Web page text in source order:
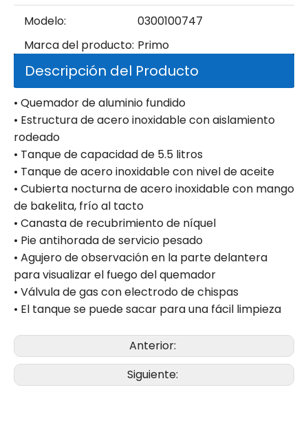
Modelo:
0300100747
Marca del producto: Primo
Descripción del Producto
• Quemador de aluminio fundido
• Estructura de acero inoxidable con aislamiento
rodeado
• Tanque de capacidad de 5.5 litros
• Tanque de acero inoxidable con nivel de aceite
• Cubierta nocturna de acero inoxidable con mango
de bakelita, frío al tacto
• Canasta de recubrimiento de níquel
• Pie antihorada de servicio pesado
• Agujero de observación en la parte delantera
para visualizar el fuego del quemador
• Válvula de gas con electrodo de chispas
• El tanque se puede sacar para una fácil limpieza
Anterior:
Siguiente: